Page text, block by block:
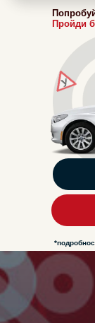
Пройди